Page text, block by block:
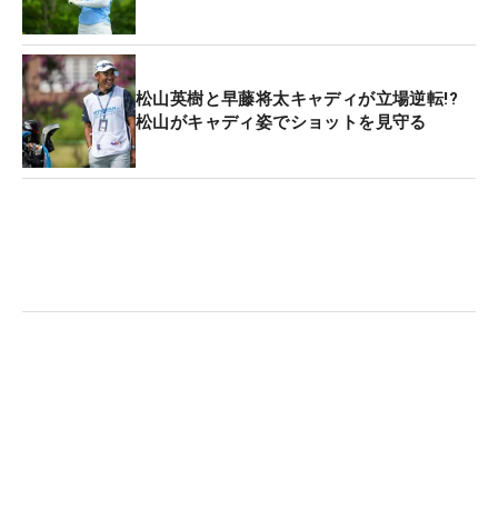
松山英樹と早藤将太キャディが立場逆転!?
松山がキャディ姿でショットを見守る